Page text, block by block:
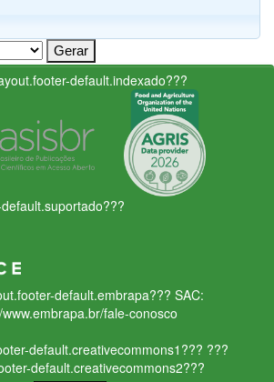
default.indexado???
default.embrapa??? SAC:
fale-conosco
default.creativecommons1??? ???
default.creativecommons2???